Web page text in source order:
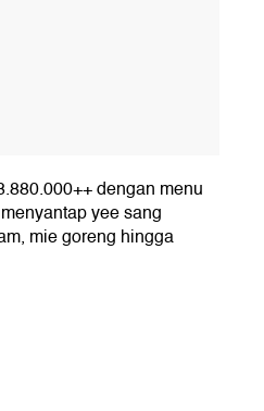
dengan menu
yee sang
mie goreng hingga